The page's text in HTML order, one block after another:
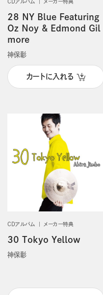
CDアルバム メーカー特典
28 NY Blue Featuring
Oz Noy & Edmond Gil
more
神保彰
カートに入れる
CDアルバム メーカー特典
30 Tokyo Yellow
神保彰